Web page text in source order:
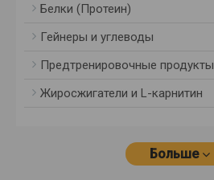
Белки (Протеин)
Гейнеры и углеводы
Предтренировочные продукты
Жиросжигатели и L-карнитин
Больше